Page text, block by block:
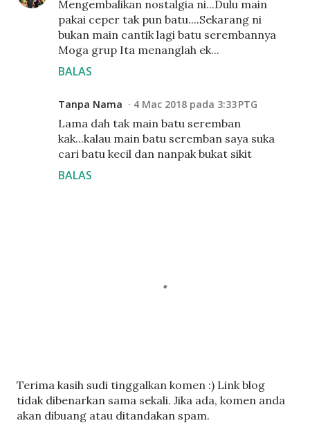
Mengembalikan nostalgia ni...Dulu main
pakai ceper tak pun batu....Sekarang ni
bukan main cantik lagi batu serembannya
Moga grup Ita menanglah ek...
BALAS
Tanpa Nama 4 Mac 2018 pada 3:33 PTG
Lama dah tak main batu seremban
kak...kalau main batu seremban saya suka
cari batu kecil dan nanpak bukat sikit
BALAS
C
a
t
Terima kasih sudi tinggalkan komen :) Link blog
tidak dibenarkan sama sekali. Jika ada, komen anda
akan dibuang atau ditandakan spam.